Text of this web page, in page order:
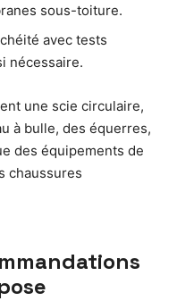
sous-toiture.
avec tests
nécessaire.
une scie circulaire,
à bulle, des équerres,
des équipements de
chaussures